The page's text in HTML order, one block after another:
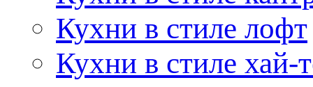
Кухни в стиле лофт
Кухни в стиле хай-